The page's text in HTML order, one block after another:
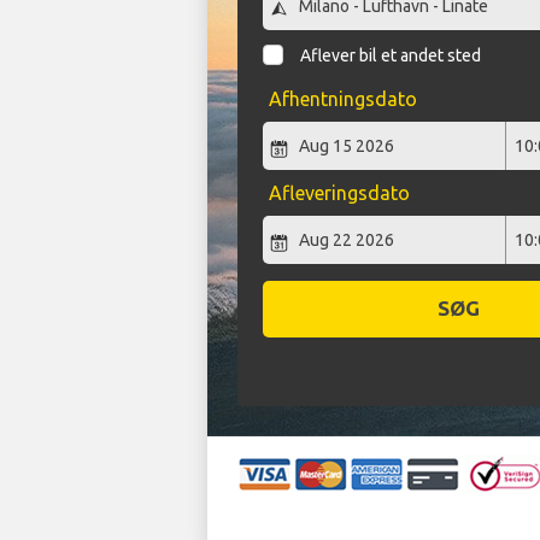
Aflever bil et andet sted
Afhentningsdato
Afleveringsdato
SØG